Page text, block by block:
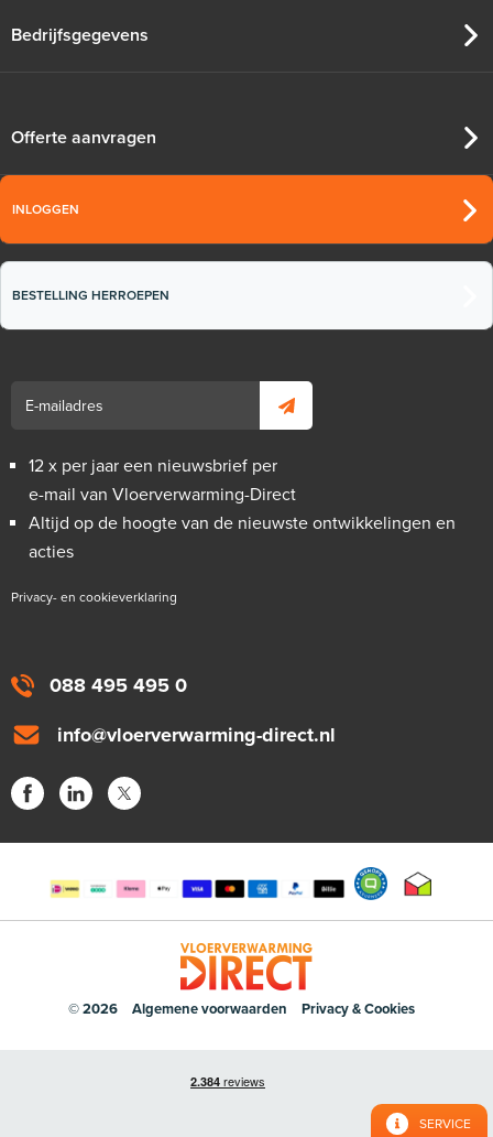
088 495 495 0
info@vloerverwarming-direct.nl
Bedrijfsgegevens
Offerte aanvragen
INLOGGEN
BESTELLING HERROEPEN
12 x per jaar een nieuwsbrief per
e-mail van Vloerverwarming-Direct
Altijd op de hoogte van de nieuwste ontwikkelingen en
acties
Privacy- en cookieverklaring
© 2026 Algemene voorwaarden Privacy & Cookies
SERVICE